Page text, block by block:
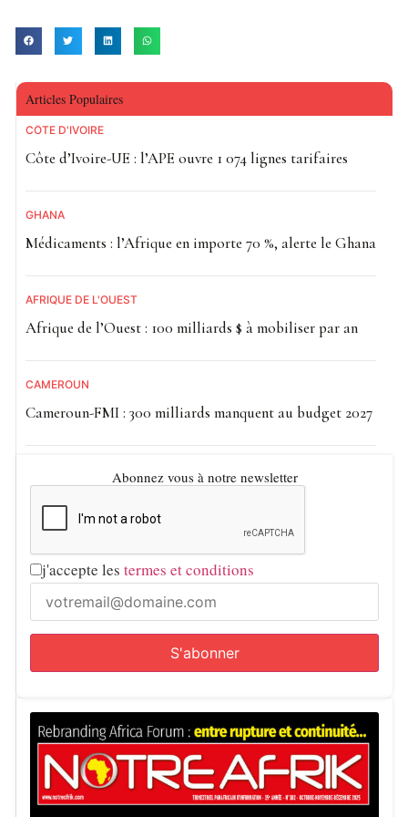
communiqués par la justice.
Lire :
Burkina Faso : la justice rejette la demande
de mise en liberté de Me Guy Hervé Kam
Les faits reprochés portent sur la gestion d’un compte
dédié à l’acquisition de vivres pour les personnes
déplacées internes. Ces populations, fragilisées par
l’insécurité persistante au Burkina Faso, étaient les
bénéficiaires directs de ces ressources publiques.
Articles Populaires
CÔTE D'IVOIRE
Côte d’Ivoire-UE : l’APE ouvre 1 074 lignes tarifaires
GHANA
Médicaments : l’Afrique en importe 70 %, alerte le Ghana
AFRIQUE DE L'OUEST
Afrique de l’Ouest : 100 milliards $ à mobiliser par an
CAMEROUN
Cameroun-FMI : 300 milliards manquent au budget 2027
Abonnez vous à notre newsletter
j'accepte les termes et conditions